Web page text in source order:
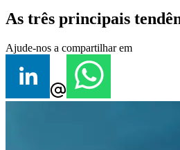
As três principais
Ajude-nos a compartilhar em